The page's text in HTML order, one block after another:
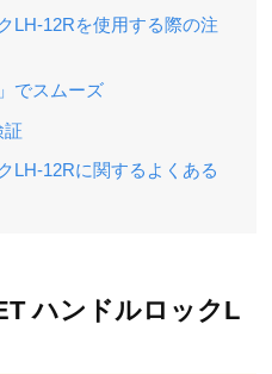
LH-12Rを使用する際の注
でスムーズ
証
LH-12Rに関するよくある
ハンドルロックL